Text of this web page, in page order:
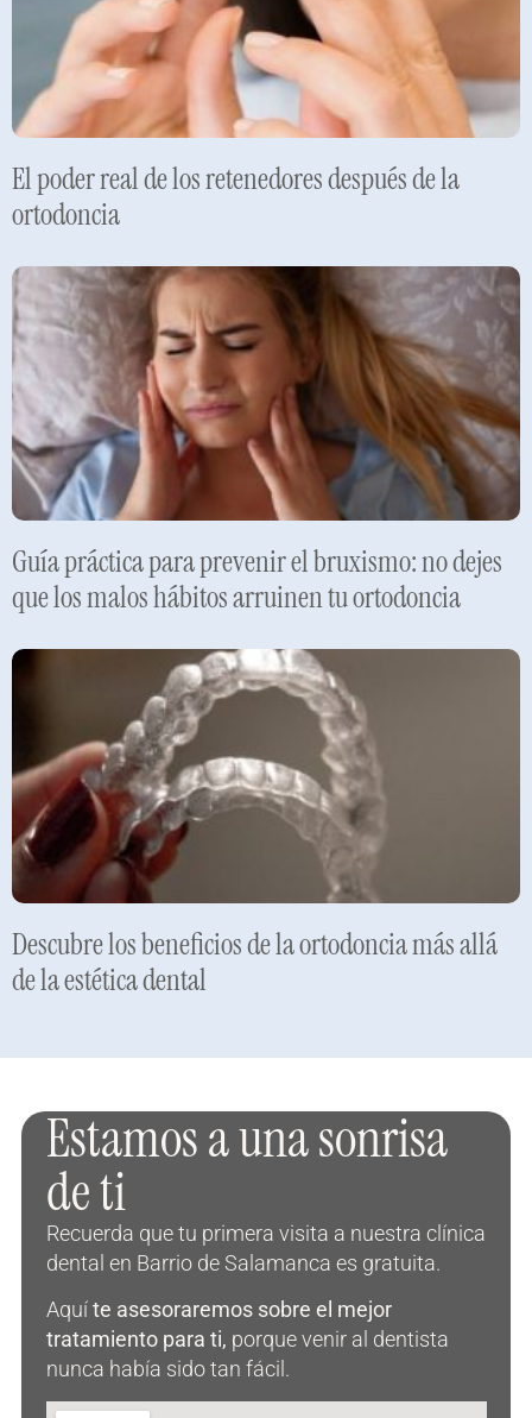
El poder real de los retenedores después de la
ortodoncia
Guía práctica para prevenir el bruxismo: no dejes
que los malos hábitos arruinen tu ortodoncia
Descubre los beneficios de la ortodoncia más allá
de la estética dental
Estamos a una sonrisa
de ti
Recuerda que tu primera visita a nuestra clínica
dental en Barrio de Salamanca es gratuita.
Aquíte asesoraremos sobre el mejor
tratamiento para ti, porque venir al dentista
nunca había sido tan fácil.